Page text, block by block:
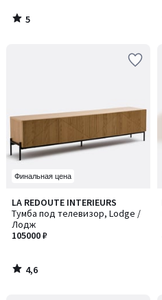
5
/
Финальная цена
LA REDOUTE INTERIEURS
Тумба под телевизор, Lodge /
Лодж
105000 ₽
4,6
/ 5
4,6
/